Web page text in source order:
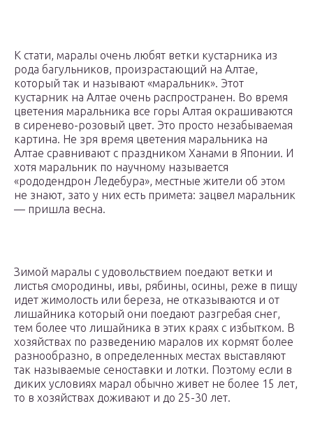
К стати, маралы очень любят ветки кустарника из
рода багульников, произрастающий на Алтае,
который так и называют «маральник». Этот
кустарник на Алтае очень распространен. Во время
цветения маральника все горы Алтая окрашиваются
в сиренево-розовый цвет. Это просто незабываемая
картина. Не зря время цветения маральника на
Алтае сравнивают с праздником Ханами в Японии. И
хотя маральник по научному называется
«рододендрон Ледебура», местные жители об этом
не знают, зато у них есть примета: зацвел маральник
— пришла весна.
Зимой маралы с удовольствием поедают ветки и
листья смородины, ивы, рябины, осины, реже в пищу
идет жимолость или береза, не отказываются и от
лишайника который они поедают разгребая снег,
тем более что лишайника в этих краях с избытком. В
хозяйствах по разведению маралов их кормят более
разнообразно, в определенных местах выставляют
так называемые сеноставки и лотки. Поэтому если в
диких условиях марал обычно живет не более 15 лет,
то в хозяйствах доживают и до 25-30 лет.